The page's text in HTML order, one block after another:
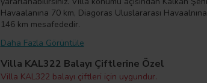
Havaalanına 70 km, Diagoras Uluslararası
146 km mesafededir.
Daha Fazla Görüntüle
Villa KAL322 Balayı Çiftlerine Özel
Villa KAL322 balayı çiftleri için uygundur.